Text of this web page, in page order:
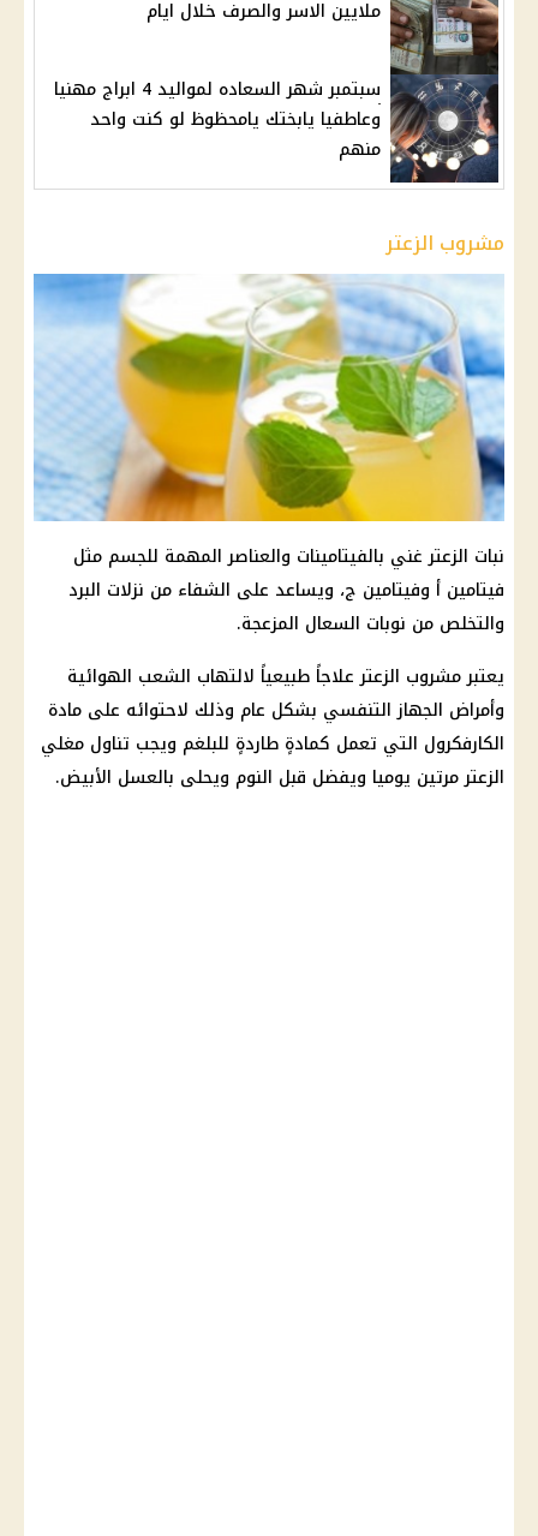
ملايين الاسر والصرف خلال ايام
سبتمبر شهر السعاده لمواليد 4 ابراج مهنيا
وعاطفيا يابختك يامحظوظ لو كنت واحد
منهم
مشروب الزعتر
نبات الزعتر غني بالفيتامينات والعناصر المهمة للجسم مثل
فيتامين أ وفيتامين ج، ويساعد على الشفاء من نزلات البرد
والتخلص من نوبات السعال المزعجة.
يعتبر مشروب الزعتر علاجاً طبيعياً لالتهاب الشعب الهوائية
وأمراض الجهاز التنفسي بشكل عام وذلك لاحتوائه على مادة
الكارفكرول التي تعمل كمادةٍ طاردةٍ للبلغم ويجب تناول مغلي
الزعتر مرتين يوميا ويفضل قبل النوم ويحلى بالعسل الأبيض.